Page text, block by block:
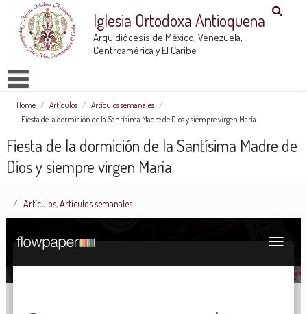
Iglesia Ortodoxa Antioquena
Arquidiócesis de México, Venezuela,
Centroamérica y El Caribe
Home / Artículos / Artículos semanales /
Fiesta de la dormición de la Santísima Madre de Dios y siempre virgen María
Fiesta de la dormición de la Santísima Madre de
Dios y siempre virgen María
Artículos,Artículos semanales